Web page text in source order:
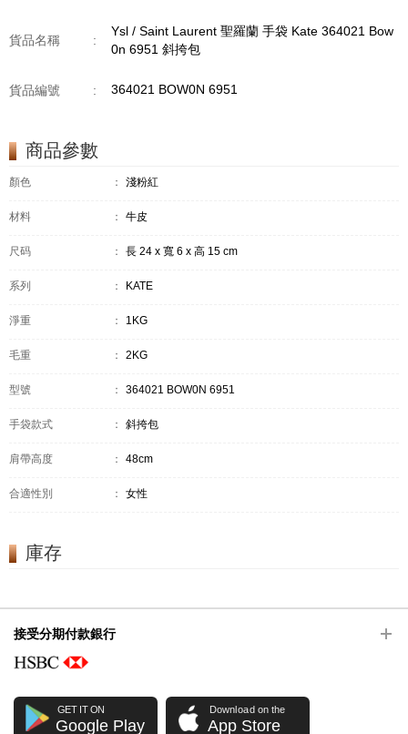
貨品名稱 :
Ysl / Saint Laurent 聖羅蘭 手袋 Kate 364021 Bow
0n 6951 斜挎包
貨品編號 : 364021 BOW0N 6951
商品參數
顏色 ： 淺粉紅
材料 ： 牛皮
尺码 ： 長 24 x 寬 6 x 高 15 cm
系列 ： KATE
淨重 ： 1KG
毛重 ： 2KG
型號 ： 364021 BOW0N 6951
手袋款式 ： 斜挎包
肩帶高度 ： 48cm
合適性別 ： 女性
庫存
接受分期付款銀行
GET IT ON
Google Play
Download on the
App Store